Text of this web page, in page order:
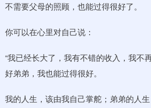
不需要父母的照顾，也能过得很好了。
你可以在心里对自己说：
“我已经长大了，我有不错的收入，我不
好弟弟，我也能过得很好。
我的人生，该由我自己掌舵；弟弟的人